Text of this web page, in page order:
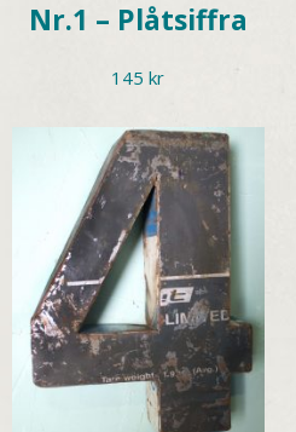
Nr.1 – Plåtsiffra
145kr